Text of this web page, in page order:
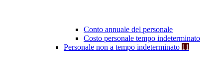
Conto annuale del personale
Costo personale tempo indeterminato
Personale non a tempo indeterminato 11